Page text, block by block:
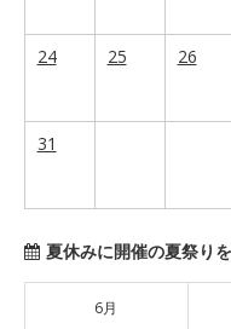
24 25 26
31
夏休みに開催の夏祭り
6月